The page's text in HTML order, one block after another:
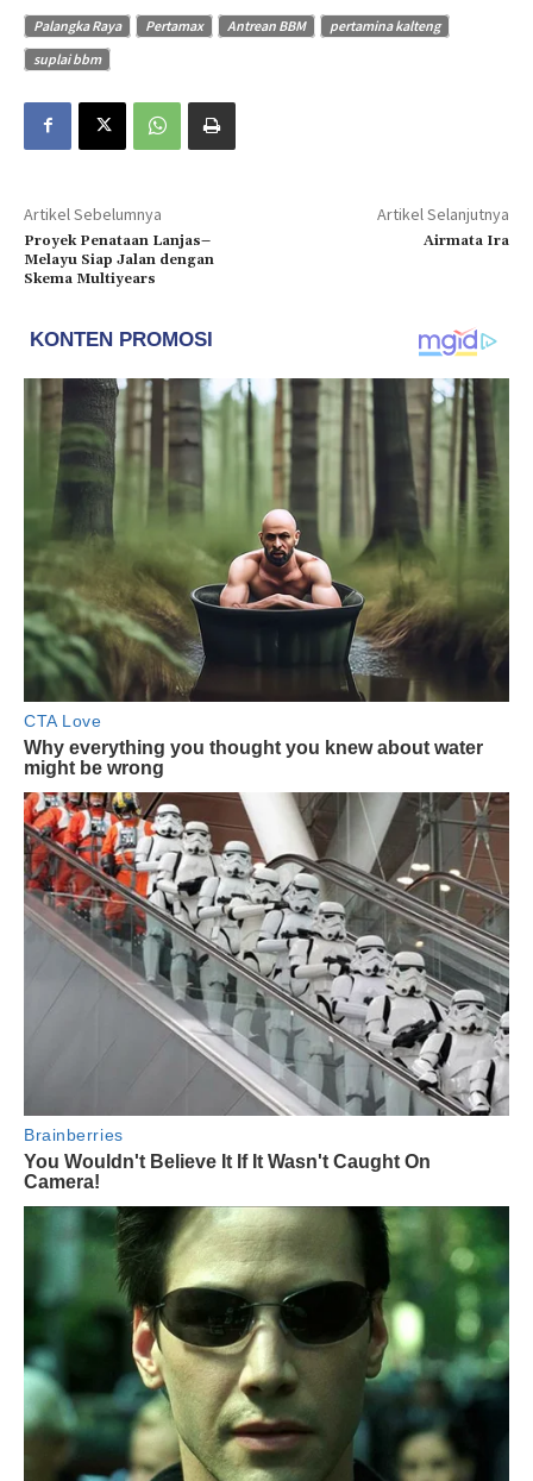
Palangka Raya Pertamax Antrean BBM
pertamina kalteng
suplai bbm
Artikel Sebelumnya
Proyek Penataan Lanjas–
Melayu Siap Jalan dengan
Skema Multiyears
Artikel Selanjutnya
Airmata Ira